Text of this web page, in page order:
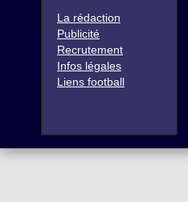
La rédaction
Publicité
Recrutement
Infos légales
Liens football